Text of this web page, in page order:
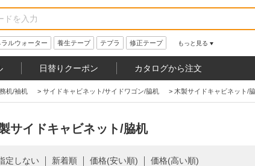
ラルウォーター 養生テープ テプラ 修正テープ もっと見る
日替りクーポン カタログから注文
机/袖机 > サイドキャビネット/サイドワゴン/脇机 > 木製サイドキャビネット/
サイドキャビネット/脇机
定しない 新着順 価格(安い順) 価格(高い順)